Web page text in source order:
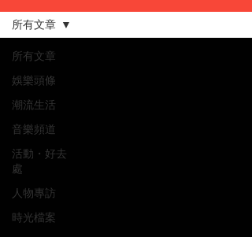
所有文章
娛樂頭條
潮流生活
音樂頻道
活動・好去
處
人物專訪
時光檔案
所有文章